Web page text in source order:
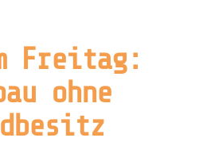
Freitag:
ohne